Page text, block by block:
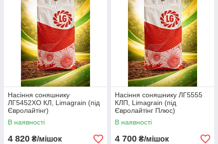
Насіння соняшнику
ЛГ5452ХО КЛ, Limagrain (під
Євролайтінг)
В наявності
4 820 ₴/мішок
Насіння соняшнику ЛГ5555
КЛП, Limagrain (під
Євролайтінг Плюс)
В наявності
4 700 ₴/мішок